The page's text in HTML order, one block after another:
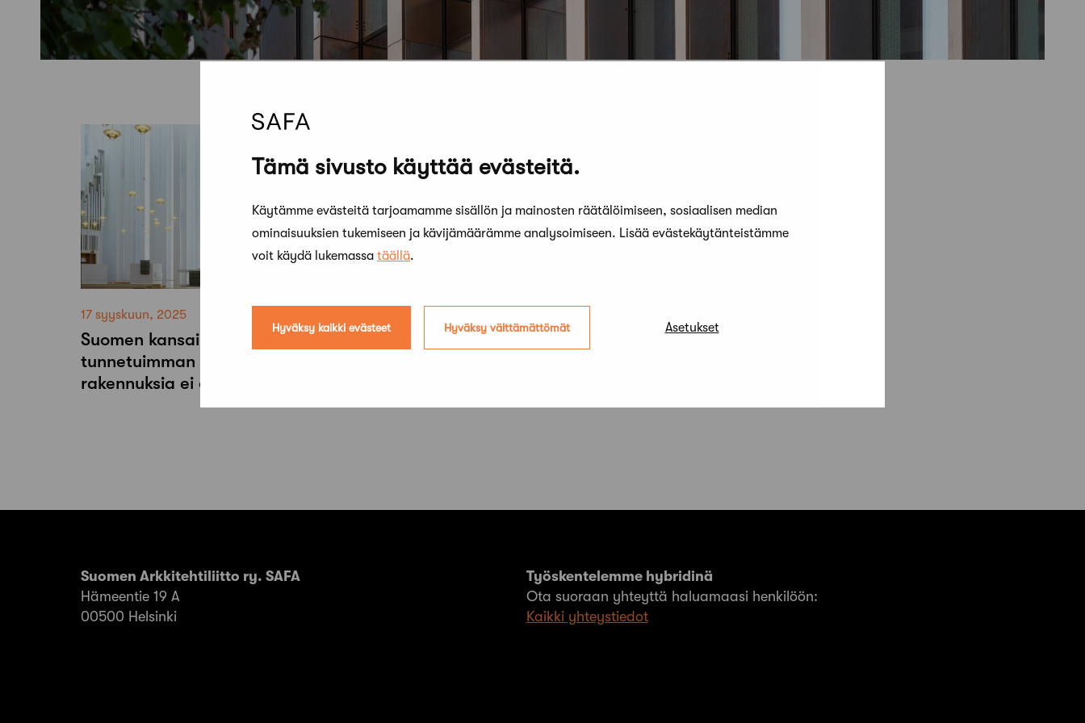
Tämä sivusto käyttää evästeitä.
Käytämme evästeitä tarjoamamme sisällön ja mainosten räätälöimiseen, sosiaalisen median
ominaisuuksien tukemiseen ja kävijämäärämme analysoimiseen. Lisää evästekäytänteistämme
voit käydä lukemassa täällä.
Hyväksy kaikki evästeet Hyväksy välttämättömät Asetukset
17 syyskuun, 2025
Suomen kansainvälisesti
tunnetuimman nykyarkkitehdin
rakennuksia ei ole juuri suojeltu
Juha Leiviskän arkkitehtuuria pitää
Suomen Arkkitehtiliitto ry. SAFA
Hämeentie 19 A
00500 Helsinki
Työskentelemme hybridinä
Ota suoraan yhteyttä haluamaasi henkilöön:
Kaikki yhteystiedot